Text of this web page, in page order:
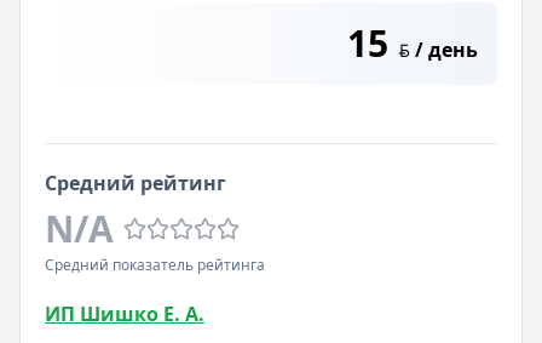
ИП Шишко Е. А.
15 BYN / день
Средний рейтинг
N/A
Средний показатель рейтинга